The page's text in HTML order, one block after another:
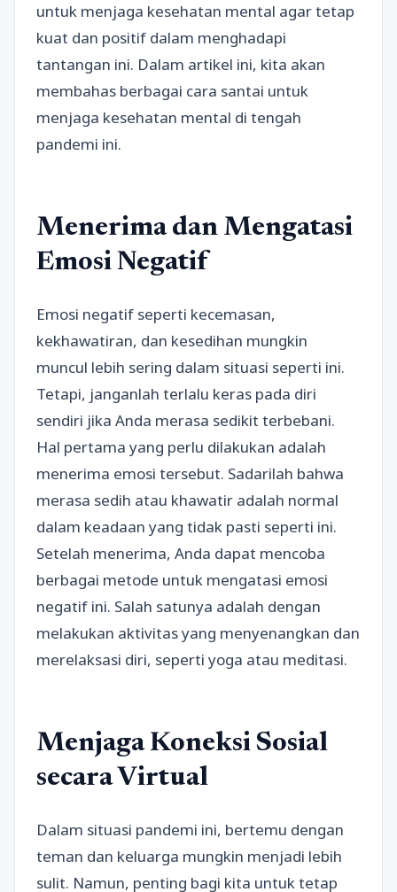
untuk menjaga kesehatan mental agar tetap
kuat dan positif dalam menghadapi
tantangan ini. Dalam artikel ini, kita akan
membahas berbagai cara santai untuk
menjaga kesehatan mental di tengah
pandemi ini.
Menerima dan Mengatasi
Emosi Negatif
Emosi negatif seperti kecemasan,
kekhawatiran, dan kesedihan mungkin
muncul lebih sering dalam situasi seperti ini.
Tetapi, janganlah terlalu keras pada diri
sendiri jika Anda merasa sedikit terbebani.
Hal pertama yang perlu dilakukan adalah
menerima emosi tersebut. Sadarilah bahwa
merasa sedih atau khawatir adalah normal
dalam keadaan yang tidak pasti seperti ini.
Setelah menerima, Anda dapat mencoba
berbagai metode untuk mengatasi emosi
negatif ini. Salah satunya adalah dengan
melakukan aktivitas yang menyenangkan dan
merelaksasi diri, seperti yoga atau meditasi.
Menjaga Koneksi Sosial
secara Virtual
Dalam situasi pandemi ini, bertemu dengan
teman dan keluarga mungkin menjadi lebih
sulit. Namun, penting bagi kita untuk tetap